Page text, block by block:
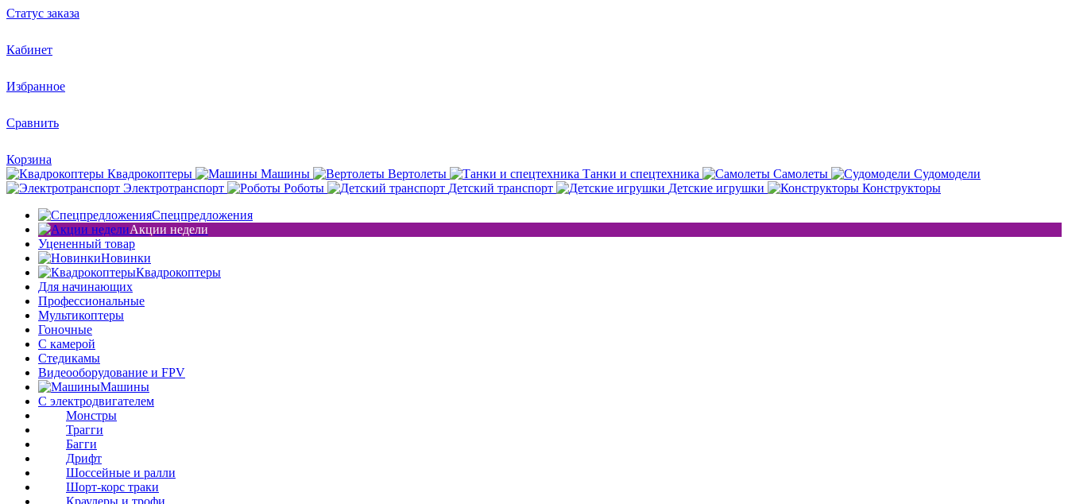
Статус заказа
Кабинет
Избранное
Сравнить
Корзина
Квадрокоптеры
Машины Вертолеты Танки и спецтехника Самолеты
Судомодели
Электротранспорт
Роботы Детский транспорт Детские игрушки
Конструкторы
Спецпредложения
Акции недели
Уцененный товар
Новинки
Квадрокоптеры
Для начинающих
Профессиональные
Мультикоптеры
Гоночные
C камерой
Стедикамы
Видеооборудование и FPV
Машины
С электродвигателем
Монстры
Трагги
Багги
Дрифт
Шоссейные и ралли
Шорт-корс траки
Краулеры и трофи